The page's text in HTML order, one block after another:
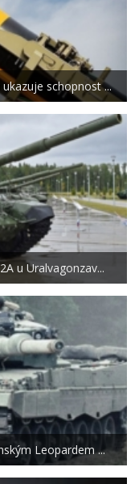
schopnost ...
u Uralvagonzav...
Leopardem ...